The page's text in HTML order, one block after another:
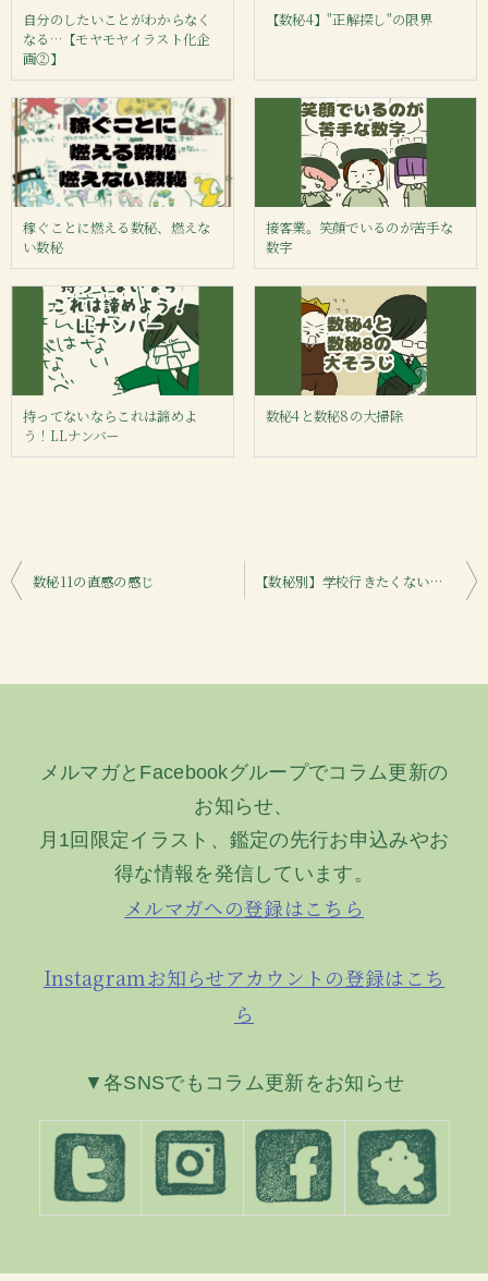
自分のしたいことがわからなく
なる…【モヤモヤイラスト化企
画②】
【数秘4】"正解探し"の限界
稼ぐことに燃える数秘、燃えな
い数秘
接客業。笑顔でいるのが苦手な
数字
持ってないならこれは諦めよ
う！LLナンバー
数秘4と数秘8の大掃除
投
稿
ビ
数秘11の直感の感じ 【数秘別】学校行きたくない理由を考えてみた
メルマガとFacebookグループでコラム更新の
お知らせ、
月1回限定イラスト、鑑定の先行お申込みやお
得な情報を発信しています。
メルマガへの登録はこちら
Instagramお知らせアカウントの登録はこち
ら
▼各SNSでもコラム更新をお知らせ